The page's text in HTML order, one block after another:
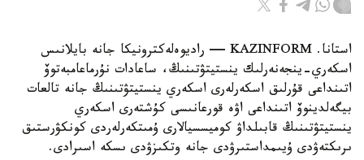
استانا. KAZINFORM — راديوەلەكترونيكا جانە بايلانىس
اسكەري-ينجەنەرلىك ينستيتۋتىنىڭ، ساعادات نۇرماعامبەتوۆ
اتىنداعى قۇرلىق اسكەرلەرى اسكەري ينستيتۋتىنىڭ جانە تالعات
بيگەلدينوۆ اتىنداعى اۋە قورعانىسى كۇشتەرى اسكەري
ينستيتۋتىنىڭ قابىلداۋ كوميسسيالارى ۇمىتكەرلەردى كونكۋرستىق
ىرىكتەۋدى ۇيىمداستىرۋدى جانە وتكىزۋدى ىسكە اسىرادى.